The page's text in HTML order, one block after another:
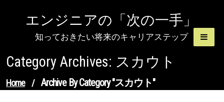
エンジニアの「次の一手」
知っておきたい将来のキャリアステップ
Category Archives: スカウト
Home / Archive By Category "スカウト"